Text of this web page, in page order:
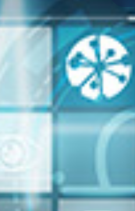
Willkommen
Kooperation
Unternehmen
Karriere